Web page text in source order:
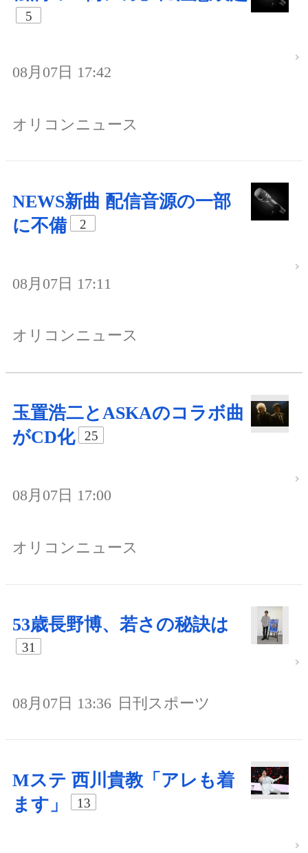
5
08月07日 17:42
オリコンニュース
NEWS新曲 配信音源の一部
に不備
2
08月07日 17:11
オリコンニュース
玉置浩二とASKAのコラボ曲
がCD化
25
08月07日 17:00
オリコンニュース
53歳長野博、若さの秘訣は
31
08月07日 13:36 日刊スポーツ
Mステ 西川貴教「アレも着
ます」
13